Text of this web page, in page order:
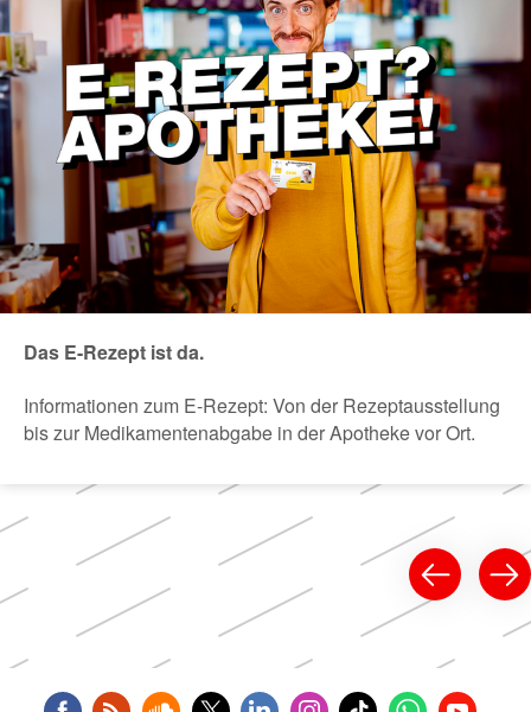
Das E-Rezept ist da.
Informationen zum E-Rezept: Von der Rezeptausstellung
bis zur Medikamentenabgabe in der Apotheke vor Ort.